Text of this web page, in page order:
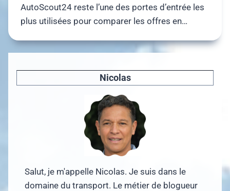
AutoScout24 reste l’une des portes d’entrée les
plus utilisées pour comparer les offres en…
Nicolas
Salut, je m'appelle Nicolas. Je suis dans le
domaine du transport. Le métier de blogueur